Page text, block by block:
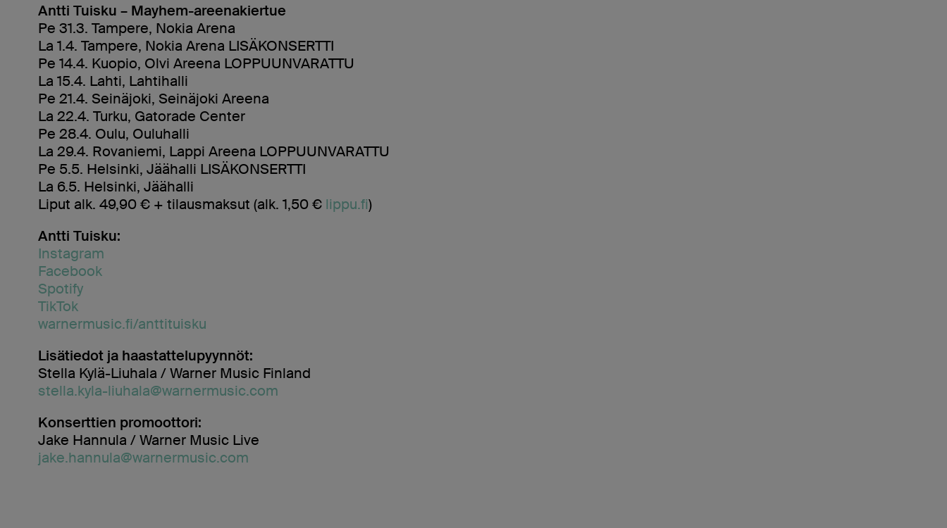
Antti Tuisku – Mayhem-areenakiertue
Pe 31.3. Tampere, Nokia Arena
La 1.4. Tampere, Nokia Arena LISÄKONSERTTI
Pe 14.4. Kuopio, Olvi Areena LOPPUUNVARATTU
La 15.4. Lahti, Lahtihalli
Pe 21.4. Seinäjoki, Seinäjoki Areena
La 22.4. Turku, Gatorade Center
Pe 28.4. Oulu, Ouluhalli
La 29.4. Rovaniemi, Lappi Areena LOPPUUNVARATTU
Pe 5.5. Helsinki, Jäähalli LISÄKONSERTTI
La 6.5. Helsinki, Jäähalli
Liput alk. 49,90 € + tilausmaksut (alk. 1,50 € lippu.fi)
Antti Tuisku:
Instagram
Facebook
Spotify
TikTok
warnermusic.fi/anttituisku
Lisätiedot ja haastattelupyynnöt:
Stella Kylä-Liuhala / Warner Music Finland
stella.kyla-liuhala@warnermusic.com
Konserttien promoottori:
Jake Hannula / Warner Music Live
jake.hannula@warnermusic.com